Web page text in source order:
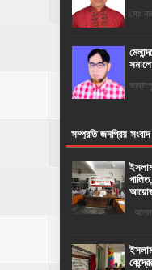
মোঃ
সম্প্রতি জনপ্রিয় সংবাদ